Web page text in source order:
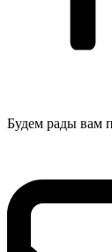
Будем рады вам